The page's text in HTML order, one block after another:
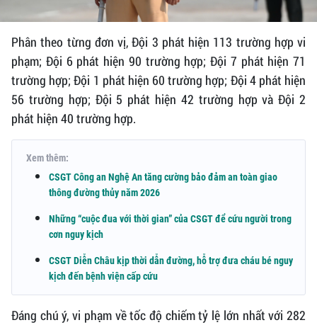
Phân theo từng đơn vị, Đội 3 phát hiện 113 trường hợp vi
phạm; Đội 6 phát hiện 90 trường hợp; Đội 7 phát hiện 71
trường hợp; Đội 1 phát hiện 60 trường hợp; Đội 4 phát hiện
56 trường hợp; Đội 5 phát hiện 42 trường hợp và Đội 2
phát hiện 40 trường hợp.
Xem thêm:
CSGT Công an Nghệ An tăng cường bảo đảm an toàn giao
thông đường thủy năm 2026
Những “cuộc đua với thời gian” của CSGT để cứu người trong
cơn nguy kịch
CSGT Diễn Châu kịp thời dẫn đường, hỗ trợ đưa cháu bé nguy
kịch đến bệnh viện cấp cứu
Đáng chú ý, vi phạm về tốc độ chiếm tỷ lệ lớn nhất với 282